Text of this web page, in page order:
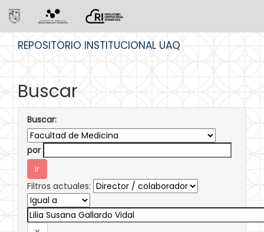
REPOSITORIO INSTITUCIONAL UAQ
Buscar
Buscar:
por
Filtros actuales: